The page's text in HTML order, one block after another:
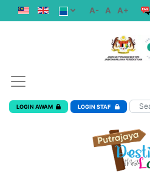
A- A A+
LOGIN AWAM LOGIN STAF